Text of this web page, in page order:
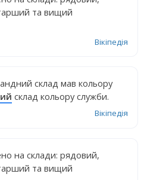
та вищий
Вікіпедія
склад мав кольору
склад кольору служби.
Вікіпедія
на склади: рядовий,
та вищий